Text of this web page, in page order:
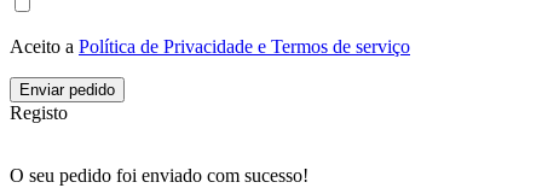
Aceito a Política de Privacidade e Termos de serviço
Enviar pedido
Registo
O seu pedido foi enviado com sucesso!